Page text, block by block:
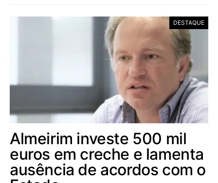
DESTAQUE
Almeirim investe 500 mil
euros em creche e lamenta
ausência de acordos com o